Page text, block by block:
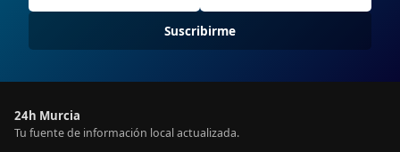
Suscribirme
24h Murcia
Tu fuente de información local actualizada.